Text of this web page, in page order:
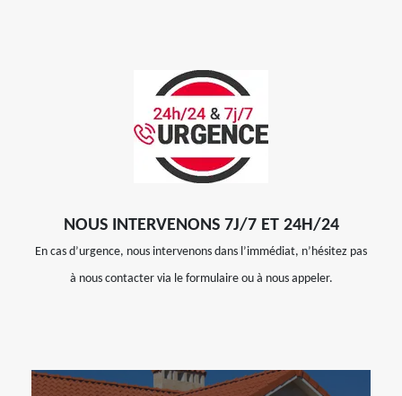
NOUS INTERVENONS 7J/7 ET 24H/24
En cas d’urgence, nous intervenons dans l’immédiat, n’hésitez pas
à nous contacter via le formulaire ou à nous appeler.